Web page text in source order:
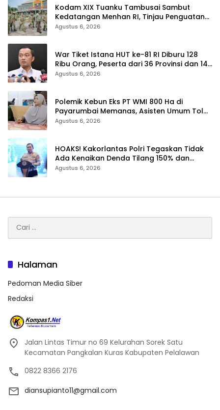
Kodam XIX Tuanku Tambusai Sambut
Kedatangan Menhan RI, Tinjau Penguatan
Yonif TP di Bengkalis dan Kampar
Agustus 6, 2026
War Tiket Istana HUT ke-81 RI Diburu 128
Ribu Orang, Peserta dari 36 Provinsi dan 14
Negara
Agustus 6, 2026
Polemik Kebun Eks PT WMI 800 Ha di
Payarumbai Memanas, Asisten Umum Tolak
Dikelola Agrinas dan Tantang Presiden
Agustus 6, 2026
HOAKS! Kakorlantas Polri Tegaskan Tidak
Ada Kenaikan Denda Tilang 150% dan
Tilang Manual Menyeluruh
Agustus 6, 2026
untuk:
Halaman
Pedoman Media Siber
Redaksi
Jalan Lintas Timur no 69 Kelurahan Sorek Satu
Kecamatan Pangkalan Kuras Kabupaten Pelalawan
0822 8366 2176
diansupianto11@gmail.com